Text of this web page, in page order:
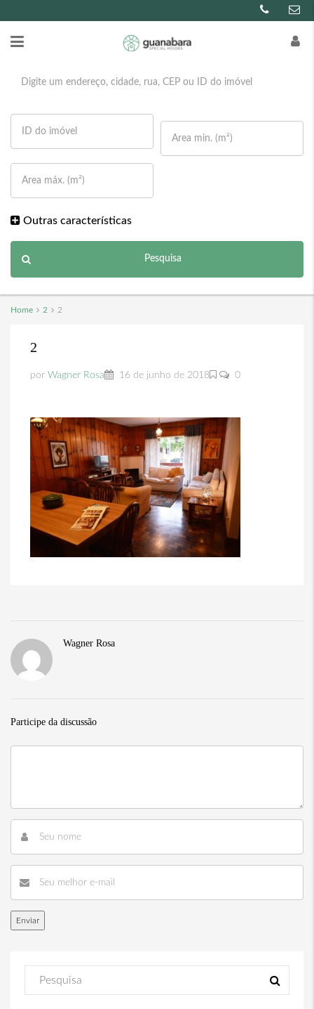
Outras características
Pesquisa
Home 2 2
2
por Wagner Rosa 16 de junho de 2018 0
Wagner Rosa
Participe da discussão